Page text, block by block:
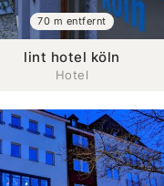
lint hotel köln
Hotel
70 m entfernt